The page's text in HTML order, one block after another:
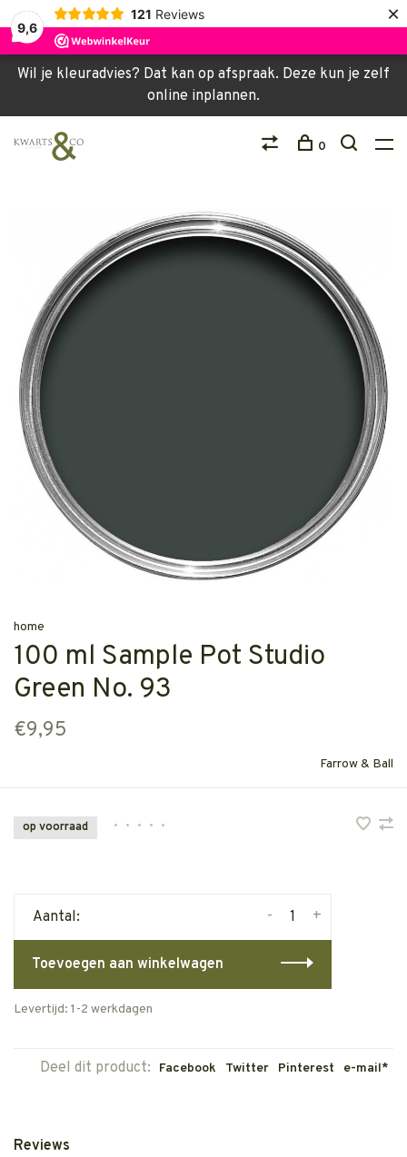
9,6
121 Reviews ×
Wil je kleuradvies? Dat kan op afspraak. Deze kun je zelf
online inplannen.
0
home
100 ml Sample Pot Studio
Green No. 93
€9,95
Farrow & Ball
op voorraad • • • • •
Aantal: +
-
Toevoegen aan winkelwagen
Levertijd: 1-2 werkdagen
Deel dit product: Facebook Twitter Pinterest e-mail*
Reviews